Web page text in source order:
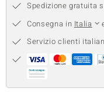
Spedizione gratuita
Consegna in Italia
Servizio clienti